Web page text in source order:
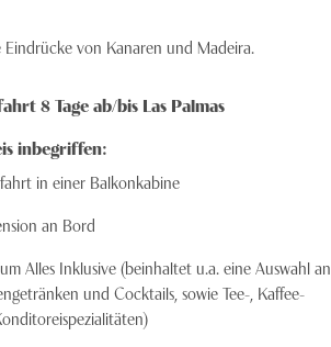
Eindrücke von Kanaren und Madeira.
8 Tage ab/bis Las Palmas
inbegriffen:
in einer Balkonkabine
an Bord
Alles Inklusive (beinhaltet u.a. eine Auswahl an
und Cocktails, sowie Tee-, Kaffee-